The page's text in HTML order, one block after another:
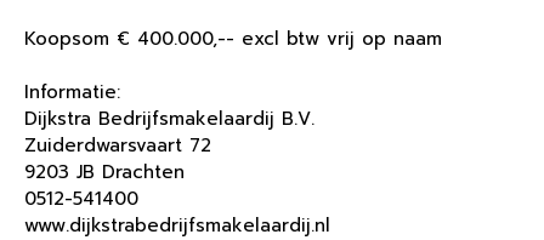
Koopsom € 400.000,-- excl btw vrij op naam
Informatie:
Dijkstra Bedrijfsmakelaardij B.V.
Zuiderdwarsvaart 72
9203 JB Drachten
0512-541400
www.dijkstrabedrijfsmakelaardij.nl